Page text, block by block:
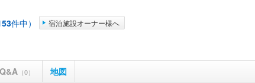
件中） 宿泊施設オーナー様へ
Q&A （0） 地図